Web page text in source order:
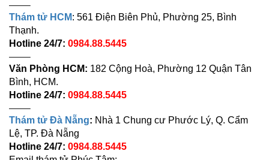
——–
Thám tử HCM: 561 Điện Biên Phủ, Phường 25, Bình
Thạnh.
Hotline 24/7: 0984.88.5445
——–
Văn Phòng HCM: 182 Cộng Hoà, Phường 12 Quận Tân
Bình, HCM.
Hotline 24/7: 0984.88.5445
——–
Thám tử Đà Nẵng: Nhà 1 Chung cư Phước Lý, Q. Cẩm
Lệ, TP. Đà Nẵng
Hotline 24/7: 0984.88.5445